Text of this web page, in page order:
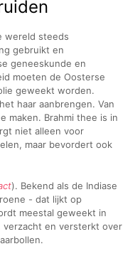
wereld steeds
gebruikt en
geneeskunde en
moeten de Oosterse
geweekt worden.
haar aanbrengen. Van
maken. Brahmi thee is in
niet alleen voor
maar bevordert ook
). Bekend als de Indiase
- dat lijkt op
meestal geweekt in
verzacht en versterkt over